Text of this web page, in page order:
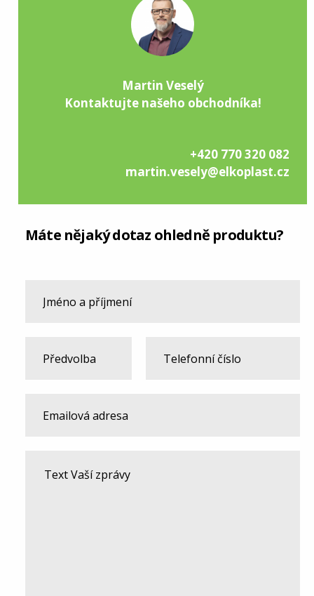
Martin Veselý
Kontaktujte našeho obchodníka!
+420 770 320 082
martin.vesely@elkoplast.cz
Máte nějaký dotaz ohledně produktu?